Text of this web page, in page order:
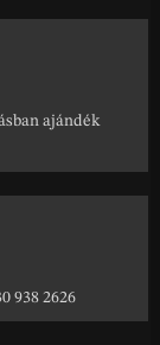
ajándék
938 2626